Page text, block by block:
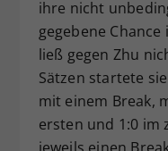
ihre nicht
gegebene
ließ gegen Zhu
Sätzen startete
mit einem Break,
ersten und 1:0 im